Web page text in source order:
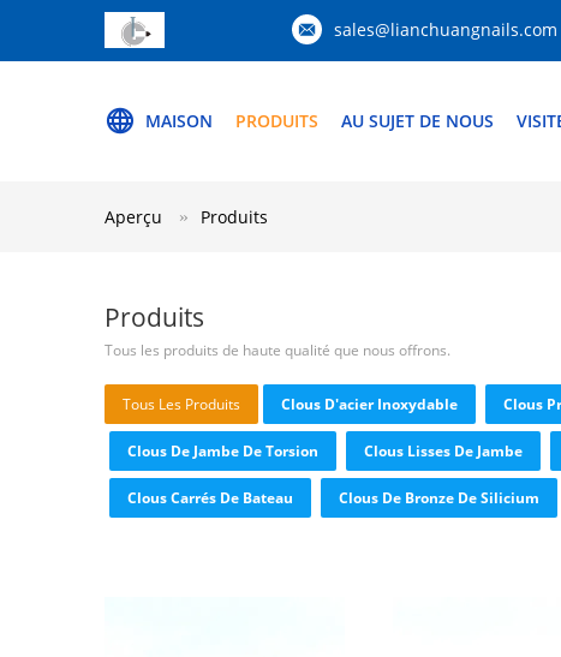
sales@lianchuangnails.com
MAISON PRODUITS AU SUJET DE NOUS
Aperçu Produits
Produits
Tous les produits de haute qualité que nous offrons.
Tous Les Produits Clous D'acier Inoxydable Clous
Clous De Jambe De Torsion Clous Lisses De Jambe
Clous Carrés De Bateau Clous De Bronze De Silicium